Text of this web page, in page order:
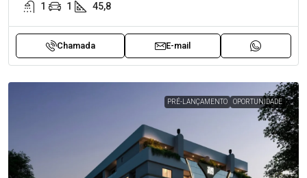
1 1 45,8
Chamada E-mail
PRÉ-LANÇAMENTO OPORTUNIDADE